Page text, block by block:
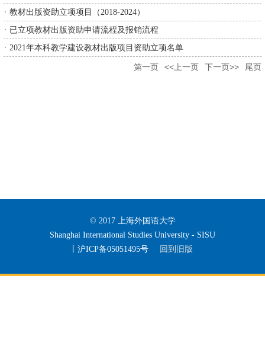
教材出版资助立项项目（2018-2024）
已立项教材出版资助申请流程及报销流程
2021年本科教学建设教材出版项目资助立项名单
第一页 <<上一页 下一页>> 尾页
© 2017 上海外国语大学
Shanghai International Studies University - SISU
丨沪ICP备05051495号
回到旧版